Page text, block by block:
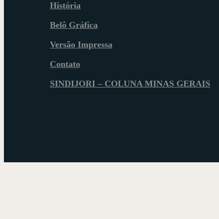
História
Belô Gráfica
Versão Impressa
Contato
SINDIJORI – COLUNA MINAS GERAIS